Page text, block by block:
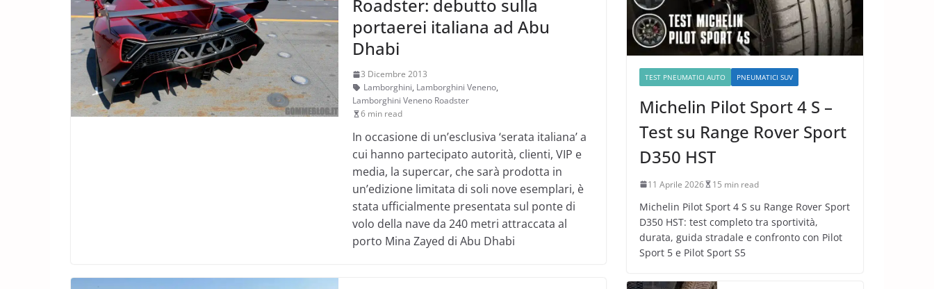
Roadster: debutto sulla
portaerei italiana ad Abu
Dhabi
3 Dicembre 2013
Lamborghini, Lamborghini Veneno,
Lamborghini Veneno Roadster
6 min read
In occasione di un’esclusiva ‘serata italiana’ a
cui hanno partecipato autorità, clienti, VIP e
media, la supercar, che sarà prodotta in
un’edizione limitata di soli nove esemplari, è
stata ufficialmente presentata sul ponte di
volo della nave da 240 metri attraccata al
porto Mina Zayed di Abu Dhabi
TEST PNEUMATICI AUTO PNEUMATICI SUV
Michelin Pilot Sport 4 S –
Test su Range Rover Sport
D350 HST
11 Aprile 2026 15 min read
Michelin Pilot Sport 4 S su Range Rover Sport
D350 HST: test completo tra sportività,
durata, guida stradale e confronto con Pilot
Sport 5 e Pilot Sport S5